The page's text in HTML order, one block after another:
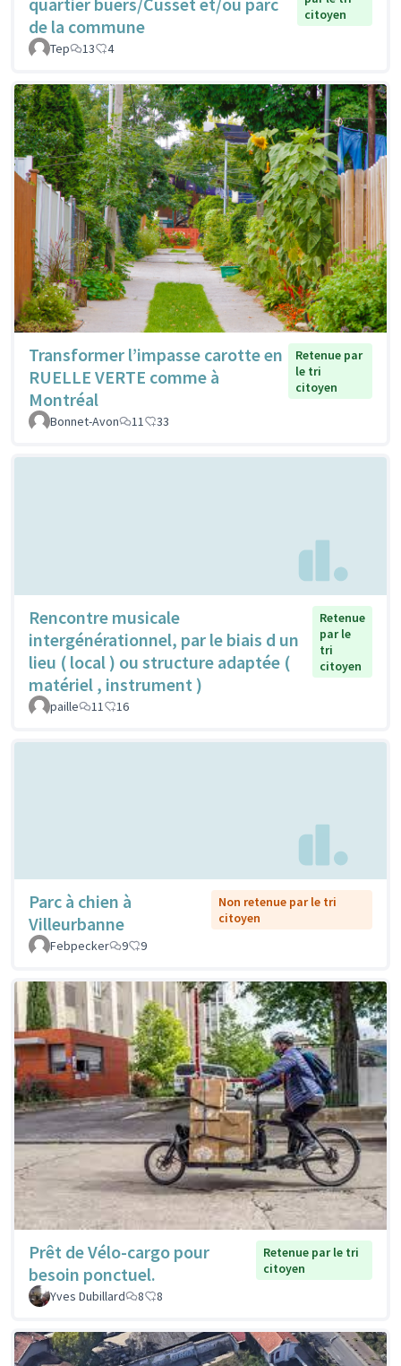
de la commune
citoyen
Tep 13 4
Transformer l’impasse carotte en
RUELLE VERTE comme à
Montréal
Retenue par
le tri
citoyen
Bonnet-Avon 11 33
Rencontre musicale
intergénérationnel, par le biais d un
lieu ( local ) ou structure adaptée (
matériel , instrument )
Retenue
par le
tri
citoyen
paille 11 16
Parc à chien à
Villeurbanne
Non retenue par le tri
citoyen
Febpecker
9 9
Prêt de Vélo-cargo pour
besoin ponctuel.
Retenue par le tri
citoyen
Yves Dubillard
8 8